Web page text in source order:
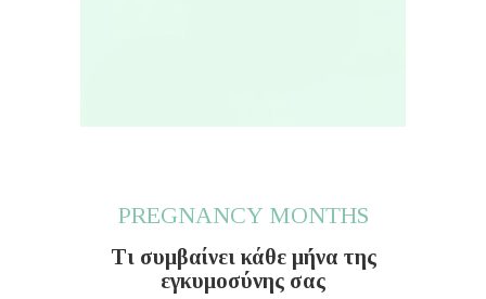
PREGNANCY MONTHS
Τι συμβαίνει κάθε μήνα της
εγκυμοσύνης σας